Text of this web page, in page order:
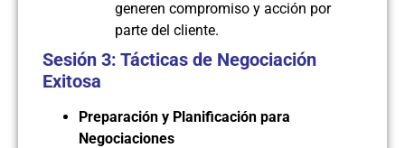
generen compromiso y acción por
parte del cliente.
Sesión 3: Tácticas de Negociación
Exitosa
Preparación y Planificación para
Negociaciones